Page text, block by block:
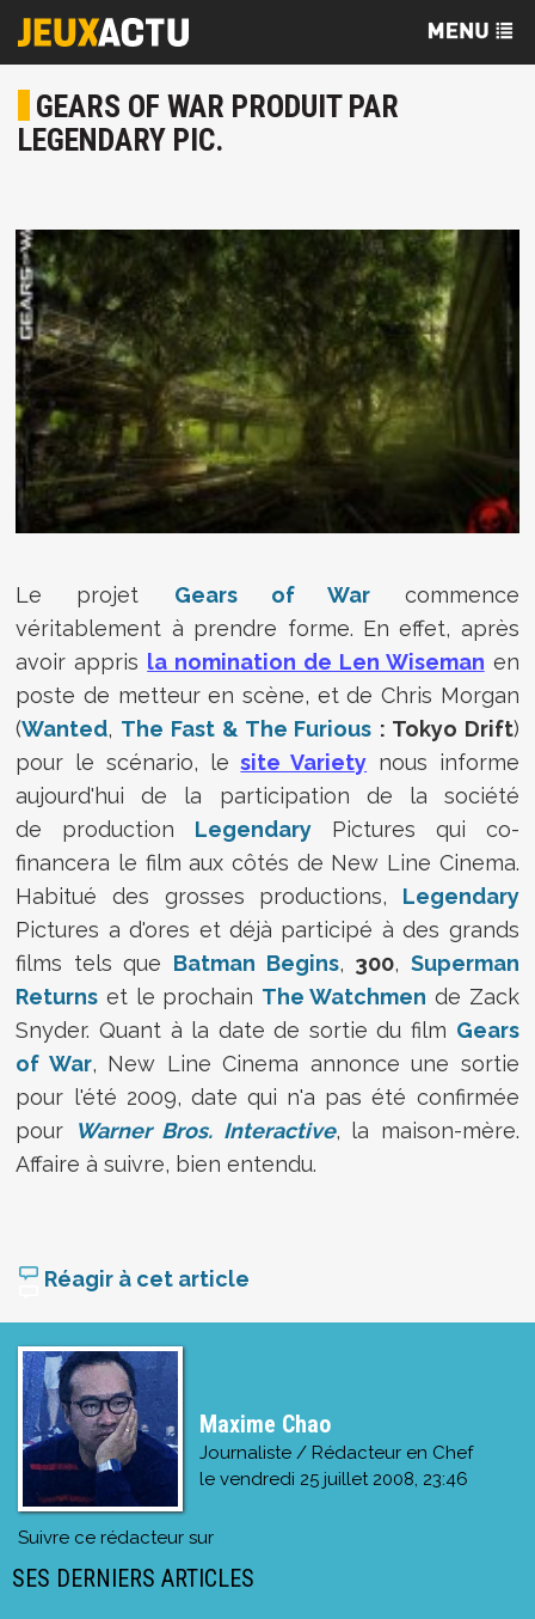
GEARS OF WAR PRODUIT PAR
LEGENDARY PIC.
Le projet Gears of Warcommence
véritablement à prendre forme. En effet, après
avoir appris la nomination de Len Wiseman en
poste de metteur en scène, et de Chris Morgan
(Wanted, The Fast & The Furious : Tokyo Drift)
pour le scénario, lesite Variety nous informe
aujourd'hui de la participation de la société
de production Legendary Pictures qui co-
financera le film aux côtés de New Line Cinema.
Habitué des grosses productions, Legendary
Pictures a d'ores et déjà participé à des grands
films tels que Batman Begins, 300, Superman
Returns et le prochain The Watchmen de Zack
Snyder. Quant à la date de sortie du film Gears
of War, New Line Cinema annonce une sortie
pour l'été 2009, date qui n'a pas été confirmée
pour
Warner Bros. Interactive, la maison-mère.
Affaire à suivre, bien entendu.
Réagir à cet article
Maxime Chao
Journaliste / Rédacteur en Chef
le vendredi 25 juillet 2008, 23:46
Suivre ce rédacteur sur
SES DERNIERS ARTICLES